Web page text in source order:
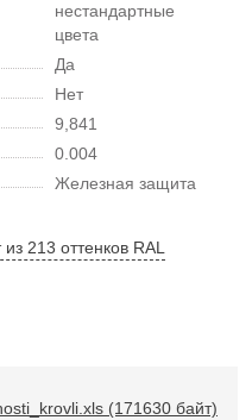
нестандартные
цвета
Да
Нет
9,841
0.004
Железная защита
213 оттенков RAL
(171630 байт)